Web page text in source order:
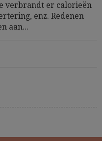
verbrandt er calorieën
enz. Redenen
aan...